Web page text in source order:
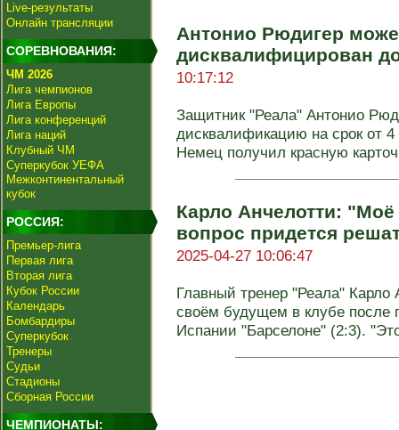
Live-результаты
Онлайн трансляции
СОРЕВНОВАНИЯ:
ЧМ 2026
Лига чемпионов
Лига Европы
Лига конференций
Лига наций
Клубный ЧМ
Суперкубок УЕФА
Межконтинентальный
кубок
РОССИЯ:
Премьер-лига
Первая лига
Вторая лига
Кубок России
Календарь
Бомбардиры
Суперкубок
Тренеры
Судьи
Стадионы
Сборная России
ЧЕМПИОНАТЫ:
Антонио Рюдигер
дисквалифицирован
10:17:12
Защитник "Реала" Антонио
дисквалификацию на срок от
Немец получил красную
Карло Анчелотти:
вопрос придется
2025-04-27 10:06:47
Главный тренер "Реала" Карло
своём будущем в клубе после
Испании "Барселоне" (2:3).